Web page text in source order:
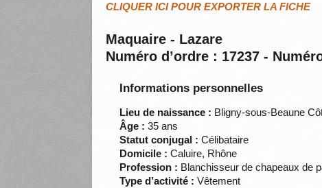
CLIQUER ICI POUR EXPORTER LA FICHE
Maquaire - Lazare
Numéro d’ordre : 17237 -
Informations personnelles
Lieu de naissance : Bligny-sous-Beaune
Âge : 35 ans
Statut conjugal : Célibataire
Domicile : Caluire, Rhône
Profession : Blanchisseur de chapeaux de
Type d’activité : Vêtement